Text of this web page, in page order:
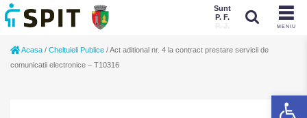
MENIU
Sunt
P. F.
P. J.
Acasa / Cheltuieli Publice /Act aditional nr. 4 la contract prestare servicii de
comunicatii electronice – T10316